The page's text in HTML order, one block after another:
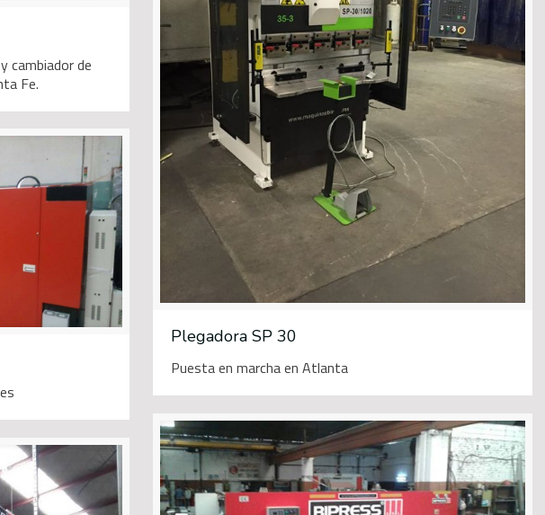
cambiador de
Fe.
Plegadora SP 30
Puesta en marcha en Atlanta